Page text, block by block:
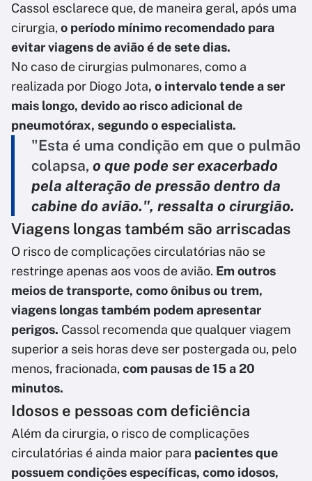
Cassol esclarece que, de maneira geral, após uma
cirurgia, o período mínimo recomendado para
evitar viagens de avião é de sete dias.
No caso de cirurgias pulmonares, como a
realizada por Diogo Jota, o intervalo tende a ser
mais longo, devido ao risco adicional de
pneumotórax, segundo o especialista.
"Esta é uma condição em que o pulmão
colapsa, o que pode ser exacerbado
pela alteração de pressão dentro da
cabine do avião.", ressalta o cirurgião.
Viagens longas também são arriscadas
O risco de complicações circulatórias não se
restringe apenas aos voos de avião. Em outros
meios de transporte, como ônibus ou trem,
viagens longas também podem apresentar
perigos. Cassol recomenda que qualquer viagem
superior a seis horas deve ser postergada ou, pelo
menos, fracionada, com pausas de 15 a 20
minutos.
Idosos e pessoas com deficiência
Além da cirurgia, o risco de complicações
circulatórias é ainda maior para pacientes que
possuem condições específicas, como idosos,